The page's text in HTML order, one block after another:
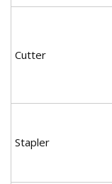
Cutter
Stapler